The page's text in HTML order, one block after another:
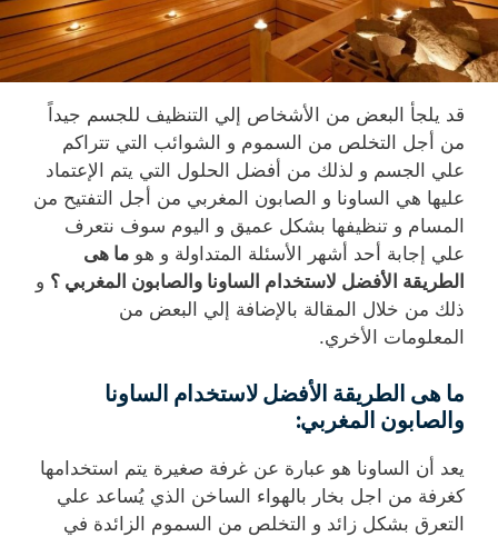
قد يلجأ البعض من الأشخاص إلي التنظيف للجسم جيداً
من أجل التخلص من السموم و الشوائب التي تتراكم
علي الجسم و لذلك من أفضل الحلول التي يتم الإعتماد
عليها هي الساونا و الصابون المغربي من أجل التفتيح من
المسام و تنظيفها بشكل عميق و اليوم سوف نتعرف
علي إجابة أحد أشهر الأسئلة المتداولة و هو ما هى
الطريقة الأفضل لاستخدام الساونا والصابون المغربي ؟ و
ذلك من خلال المقالة بالإضافة إلي البعض من
المعلومات الأخري.
ما هى الطريقة الأفضل لاستخدام الساونا
والصابون المغربي:
يعد أن الساونا هو عبارة عن غرفة صغيرة يتم استخدامها
كغرفة من اجل بخار بالهواء الساخن الذي يُساعد علي
التعرق بشكل زائد و التخلص من السموم الزائدة في